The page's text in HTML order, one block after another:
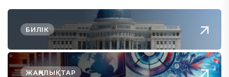
БИЛІК
ЖАҢАЛЫҚТАР